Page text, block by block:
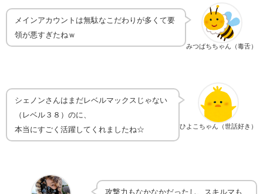
みつばちちゃん（毒舌）
メインアカウントは無駄なこだわりが多くて要
領が悪すぎたねｗ
ひよこちゃん（世話好き）
シェノンさんはまだレベルマックスじゃない
（レベル３８）のに、
本当にすごく活躍してくれましたね☆
攻撃力もなかなかだったし、スキルマも